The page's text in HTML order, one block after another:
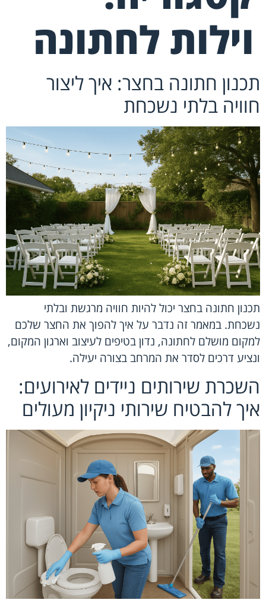
וילות לחתונה
תכנון חתונה בחצר: איך ליצור
חוויה בלתי נשכחת
תכנון חתונה בחצר יכול להיות חוויה מרגשת ובלתי
נשכחת. במאמר זה נדבר על איך להפוך את החצר שלכם
למקום מושלם לחתונה, נדון בטיפים לעיצוב וארגון המקום,
ונציע דרכים לסדר את המרחב בצורה יעילה.
השכרת שירותים ניידים לאירועים:
איך להבטיח שירותי ניקיון מעולים